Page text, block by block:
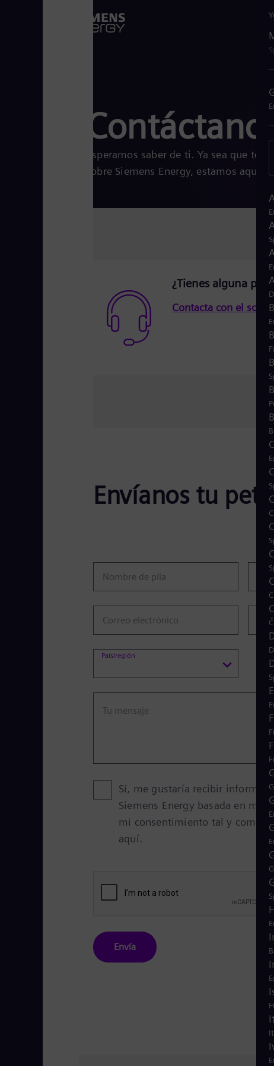
Esperamos saber de ti. Ya sea que
sobre Siemens Energy, estamos aquí
¿Tienes alguna
Contacta con el
Envíanos tu
Nombre de pila
Correo electrónico
País/región
Tu mensaje
Sí, me gustaría recibir
Siemens Energy basada en mis
mi consentimiento tal y como se
aquí.
Envía